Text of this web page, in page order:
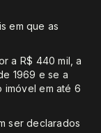
em que as
a R$ 440 mil, a
1969 e se a
imóvel em até 6
ser declarados